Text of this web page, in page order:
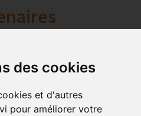
des cookies
et d'autres
pour améliorer votre